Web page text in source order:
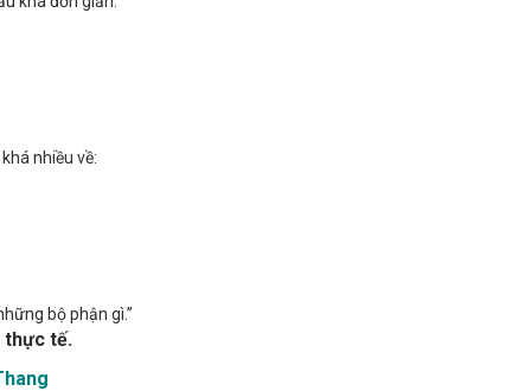
nhiều về:
bộ phận gì.”
thực tế.